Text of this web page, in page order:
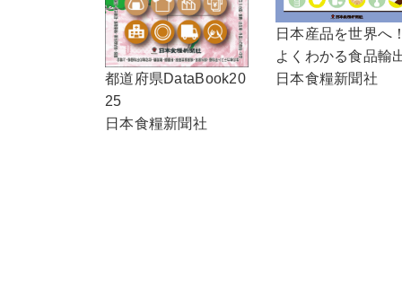
都道府県DataBook20
25
日本食糧新聞社
日本産品を世界へ
よくわかる食品輸
日本食糧新聞社